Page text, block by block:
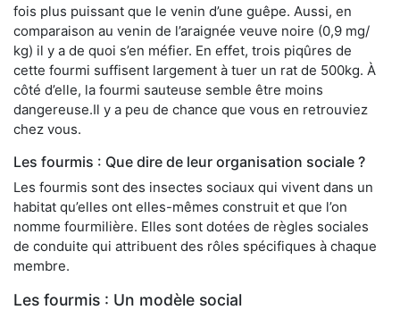
fois plus puissant que le venin d’une guêpe. Aussi, en
comparaison au venin de l’araignée veuve noire (0,9 mg/
kg) il y a de quoi s’en méfier. En effet, trois piqûres de
cette fourmi suffisent largement à tuer un rat de 500kg. À
côté d’elle, la fourmi sauteuse semble être moins
dangereuse.Il y a peu de chance que vous en retrouviez
chez vous.
Les fourmis : Que dire de leur organisation sociale ?
Les fourmis sont des insectes sociaux qui vivent dans un
habitat qu’elles ont elles-mêmes construit et que l’on
nomme fourmilière. Elles sont dotées de règles sociales
de conduite qui attribuent des rôles spécifiques à chaque
membre.
Les fourmis : Un modèle social